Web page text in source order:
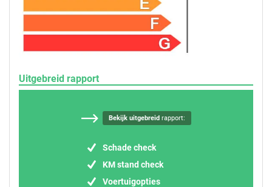
Uitgebreid rapport
Bekijk uitgebreidrapport:
Schade check
KM stand check
Voertuigopties